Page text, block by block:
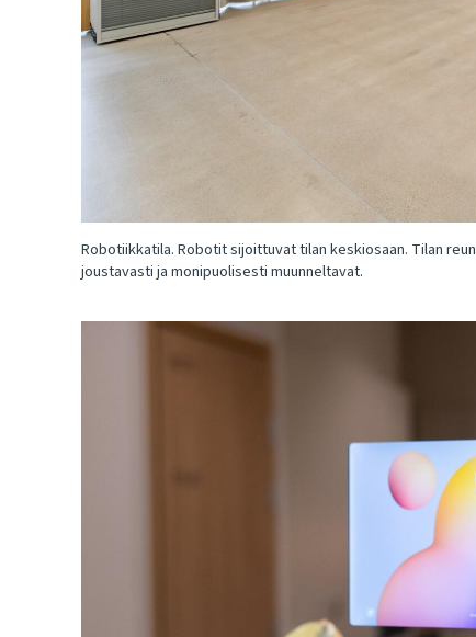
Robotiikkatila. Robotit sijoittuvat tilan keskiosaan. Tilan
joustavasti ja monipuolisesti muunneltavat.